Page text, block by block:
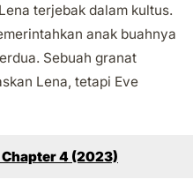
terjebak dalam kultus.
anak buahnya
Sebuah granat
Lena, tetapi Eve
4 (2023)